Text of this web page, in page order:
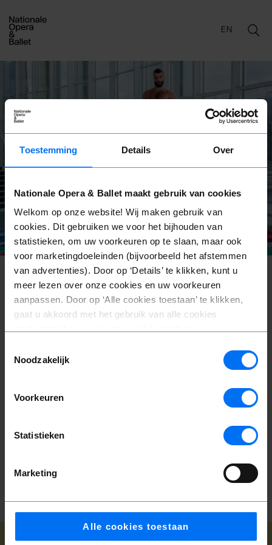
Toestemming Details Over
Nationale Opera & Ballet maakt gebruik van cookies
Welkom op onze website! Wij maken gebruik van
cookies. Dit gebruiken we voor het bijhouden van
statistieken, om uw voorkeuren op te slaan, maar ook
voor marketingdoeleinden (bijvoorbeeld het afstemmen
van advertenties). Door op ‘Details’ te klikken, kunt u
meer lezen over onze cookies en uw voorkeuren
aanpassen. Door op ‘Alle cookies toestaan’ te klikken,
gaat u akkoord met het gebruik van alle cookies
Noodzakelijk
Voorkeuren
Statistieken
Marketing
Alle cookies toestaan
EN
ARTIVISM TALKS
do 6 aug16:30 - 18:00
16:30-18:00